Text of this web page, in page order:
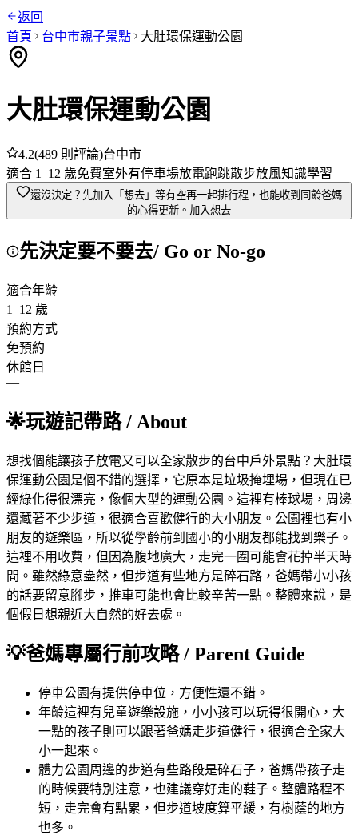
返回
首頁
台中市親子景點 大肚環保運動公園
大肚環保運動公園
4.2(489 則評論)台中市
適合 1–12 歲免費室外有停車場放電跑跳散步放風知識學習
還沒決定？先加入「想去」 等有空再一起排行程，也能收到同齡爸媽
的心得更新。 加入想去
先決定要不要去/ Go or No-go
適合年齡
1–12 歲
預約方式
免預約
休館日
—
🌟玩遊記帶路/ About
想找個能讓孩子放電又可以全家散步的台中戶外景點？大肚環
保運動公園是個不錯的選擇，它原本是垃圾掩埋場，但現在已
經綠化得很漂亮，像個大型的運動公園。這裡有棒球場，周邊
還藏著不少步道，很適合喜歡健行的大小朋友。公園裡也有小
朋友的遊樂區，所以從學齡前到國小的小朋友都能找到樂子。
這裡不用收費，但因為腹地廣大，走完一圈可能會花掉半天時
間。雖然綠意盎然，但步道有些地方是碎石路，爸媽帶小小孩
的話要留意腳步，推車可能也會比較辛苦一點。整體來說，是
個假日想親近大自然的好去處。
💡爸媽專屬行前攻略 / Parent Guide
停車公園有提供停車位，方便性還不錯。
年齡這裡有兒童遊樂設施，小小孩可以玩得很開心，大
一點的孩子則可以跟著爸媽走步道健行，很適合全家大
小一起來。
體力公園周邊的步道有些路段是碎石子，爸媽帶孩子走
的時候要特別注意，也建議穿好走的鞋子。整體路程不
短，走完會有點累，但步道坡度算平緩，有樹蔭的地方
也多。